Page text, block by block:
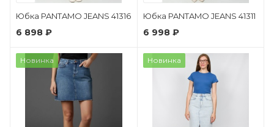
Юбка PANTAMO JEANS 41316
6 898 ₽
Юбка PANTAMO JEANS 41311
6 998 ₽
Новинка Новинка